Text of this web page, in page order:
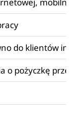
do klientów
o pożyczkę przez